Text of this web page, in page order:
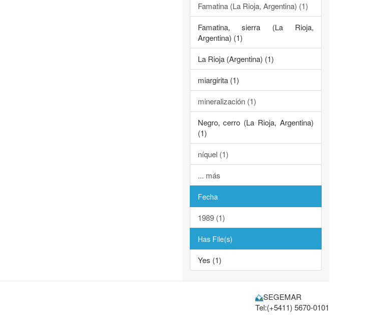
Famatina (La Rioja, Argentina) (1)
Famatina, sierra (La Rioja,
Argentina) (1)
La Rioja (Argentina) (1)
miargirita (1)
mineralización (1)
Negro, cerro (La Rioja, Argentina)
(1)
níquel (1)
... más
Fecha
1989 (1)
Has File(s)
Yes (1)
SEGEMAR
Tel:(+5411) 5670-0101